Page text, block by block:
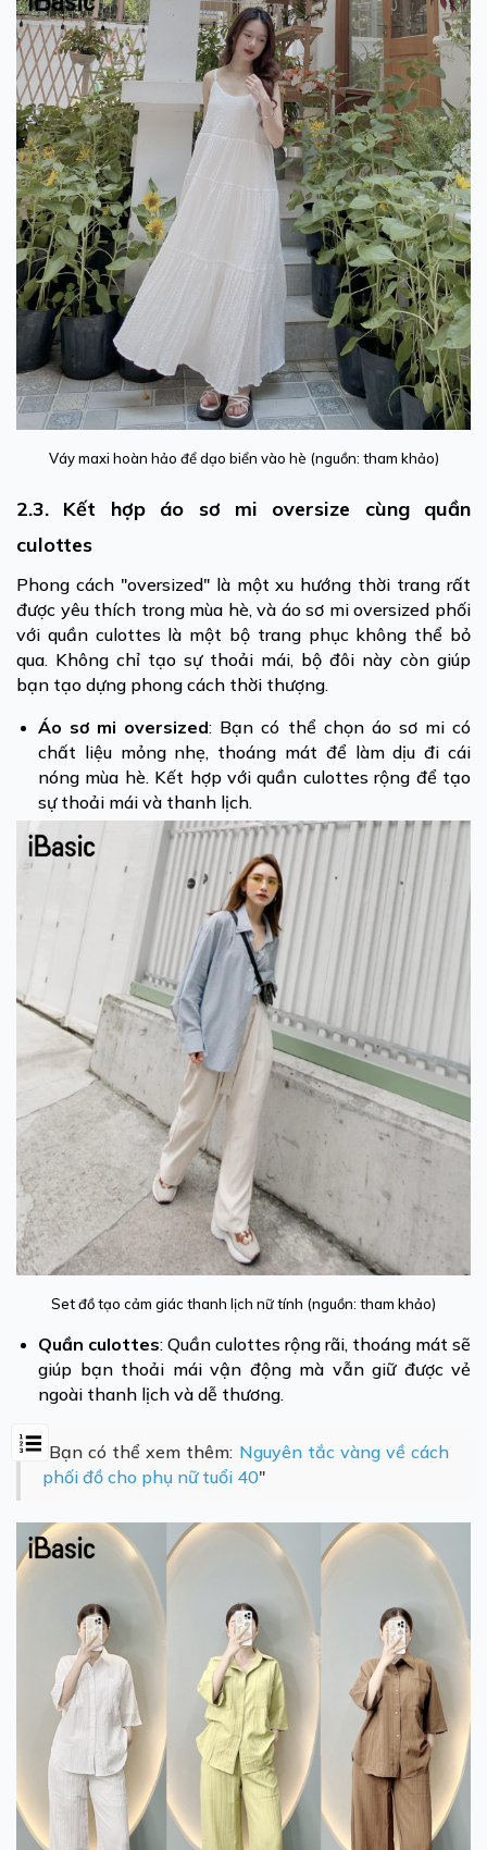
Váy maxi hoàn hảo để dạo biển vào hè (nguồn: tham khảo)
2.3. Kết hợp áo sơ mi oversize cùng quần
culottes
Phong cách "oversized" là một xu hướng thời trang rất
được yêu thích trong mùa hè, và áo sơ mi oversized phối
với quần culottes là một bộ trang phục không thể bỏ
qua. Không chỉ tạo sự thoải mái, bộ đôi này còn giúp
bạn tạo dựng phong cách thời thượng.
Áo sơ mi oversized: Bạn có thể chọn áo sơ mi có
chất liệu mỏng nhẹ, thoáng mát để làm dịu đi cái
nóng mùa hè. Kết hợp với quần culottes rộng để tạo
sự thoải mái và thanh lịch.
Set đồ tạo cảm giác thanh lịch nữ tính (nguồn: tham khảo)
Quần culottes: Quần culottes rộng rãi, thoáng mát sẽ
giúp bạn thoải mái vận động mà vẫn giữ được vẻ
ngoài thanh lịch và dễ thương.
"Bạn có thể xem thêm: Nguyên tắc vàng về cách
phối đồ cho phụ nữ tuổi 40"